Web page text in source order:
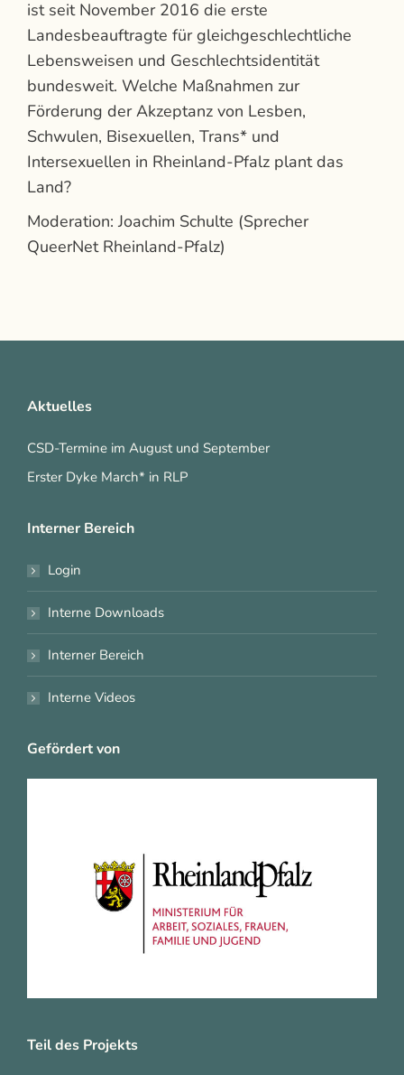
ist seit November 2016 die erste
Landesbeauftragte für gleichgeschlechtliche
Lebensweisen und Geschlechtsidentität
bundesweit. Welche Maßnahmen zur
Förderung der Akzeptanz von Lesben,
Schwulen, Bisexuellen, Trans* und
Intersexuellen in Rheinland-Pfalz plant das
Land?
Moderation: Joachim Schulte (Sprecher
QueerNet Rheinland-Pfalz)
Aktuelles
CSD-Termine im August und September
Erster Dyke March* in RLP
Interner Bereich
Login
Interne Downloads
Interner Bereich
Interne Videos
Gefördert von
Teil des Projekts